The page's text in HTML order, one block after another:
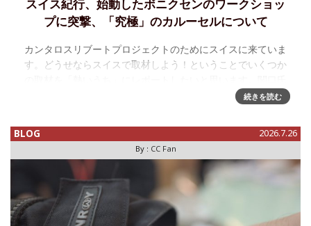
スイス紀行、始動したボニクセンのワークショッ
プに突撃、「究極」のカルーセルについて
カンタロスリブートプロジェクトのためにスイスに来ていま
す。どうせならスイスで取材しよう！ということでいくつか
のワークショップをWatches & Wondersシーズンに訪問した
続きを読む
BLOG 2026.7.26
By : CC Fan